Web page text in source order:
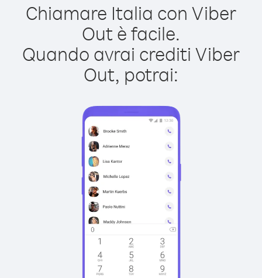
Chiamare Italia con Viber
Out è facile.
Quando avrai crediti Viber
Out, potrai: